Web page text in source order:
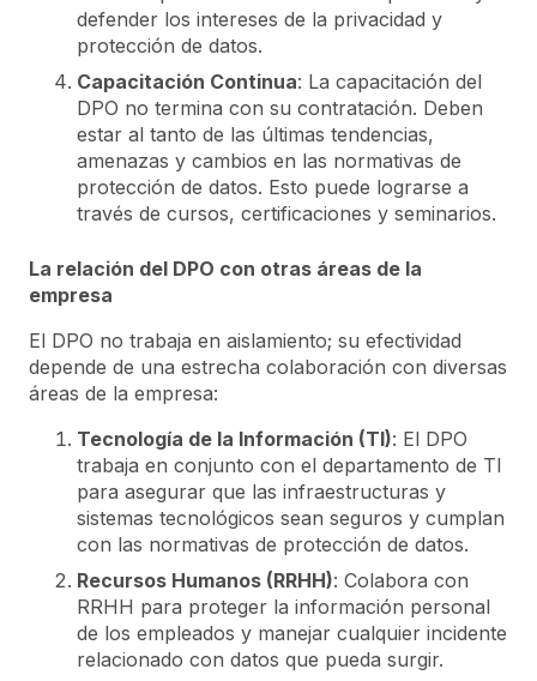
defender los intereses de la privacidad y
protección de datos.
Capacitación Continua: La capacitación del
DPO no termina con su contratación. Deben
estar al tanto de las últimas tendencias,
amenazas y cambios en las normativas de
protección de datos. Esto puede lograrse a
través de cursos, certificaciones y seminarios.
La relación del DPO con otras áreas de la
empresa
El DPO no trabaja en aislamiento; su efectividad
depende de una estrecha colaboración con diversas
áreas de la empresa:
Tecnología de la Información (TI): El DPO
trabaja en conjunto con el departamento de TI
para asegurar que las infraestructuras y
sistemas tecnológicos sean seguros y cumplan
con las normativas de protección de datos.
Recursos Humanos (RRHH): Colabora con
RRHH para proteger la información personal
de los empleados y manejar cualquier incidente
relacionado con datos que pueda surgir.